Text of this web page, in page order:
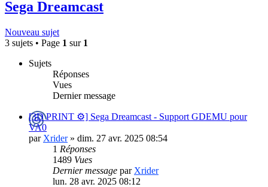
Sega Dreamcast
Nouveau sujet
3 sujets • Page 1 sur 1
Sujets
Réponses
Vues
Dernier message
[3D PRINT ⚙️] Sega Dreamcast - Support GDEMU pour
VA0
par Xrider» dim. 27 avr. 2025 08:54
1 Réponses
1489 Vues
Dernier message par Xrider
lun. 28 avr. 2025 08:12